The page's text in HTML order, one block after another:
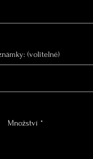
(volitelné)
Množství *